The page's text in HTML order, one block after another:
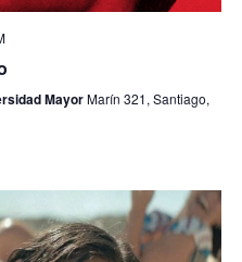
MayorMarín 321, Santiago,